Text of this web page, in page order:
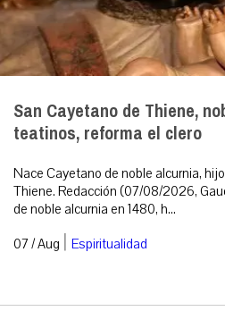
San Cayetano de Thiene,
teatinos, reforma el clero
Nace Cayetano de noble alcurnia,
Thiene. Redacción (07/08/2026,
de noble alcurnia en 1480, h...
07 / Aug | Espiritualidad